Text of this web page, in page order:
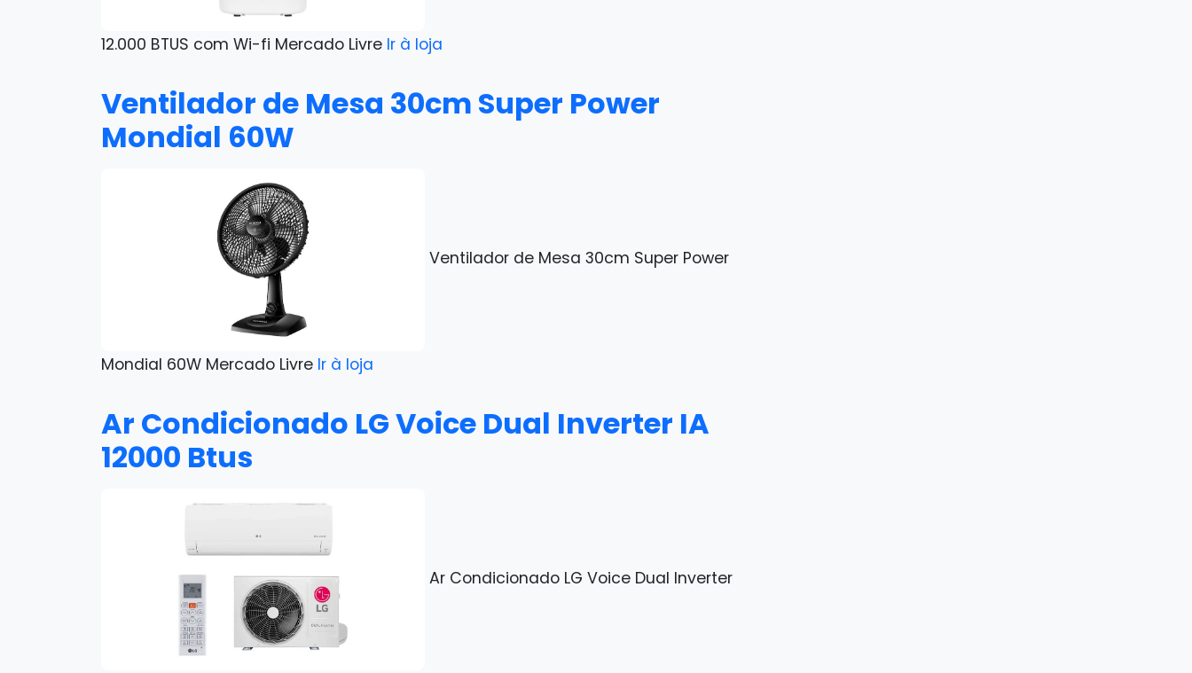
12.000 BTUS com Wi-fi Mercado Livre Ir à loja
Ventilador de Mesa 30cm Super Power
Mondial 60W
Ventilador de Mesa 30cm Super Power
Mondial 60W Mercado Livre Ir à loja
Ar Condicionado LG Voice Dual Inverter IA
12000 Btus
Ar Condicionado LG Voice Dual Inverter